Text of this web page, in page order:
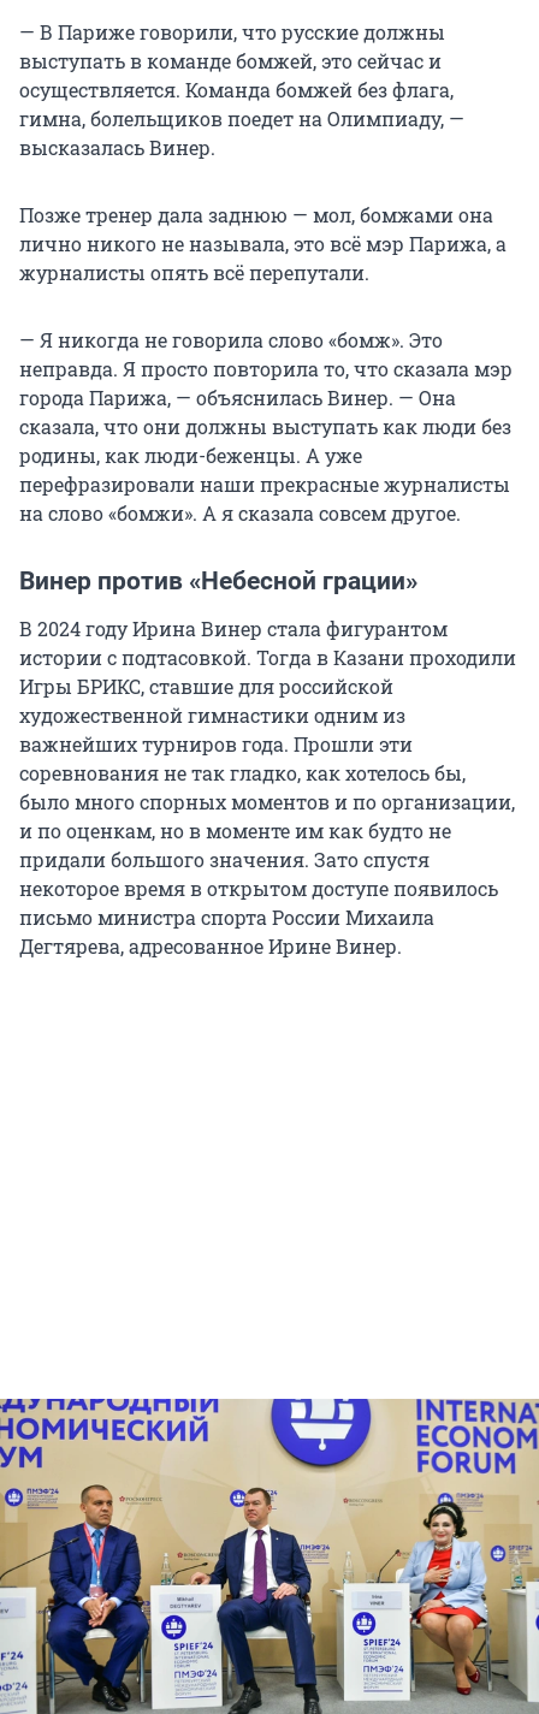
— В Париже говорили, что русские должны
выступать в команде бомжей, это сейчас и
осуществляется. Команда бомжей без флага,
гимна, болельщиков поедет на Олимпиаду, —
высказалась Винер.
Позже тренер дала заднюю — мол, бомжами она
лично никого не называла, это всё мэр Парижа, а
журналисты опять всё перепутали.
— Я никогда не говорила слово «бомж». Это
неправда. Я просто повторила то, что сказала мэр
города Парижа, — объяснилась Винер. — Она
сказала, что они должны выступать как люди без
родины, как люди-беженцы. А уже
перефразировали наши прекрасные журналисты
на слово «бомжи». А я сказала совсем другое.
Винер против «Небесной грации»
В 2024 году Ирина Винер стала фигурантом
истории с подтасовкой. Тогда в Казани проходили
Игры БРИКС, ставшие для российской
художественной гимнастики одним из
важнейших турниров года. Прошли эти
соревнования не так гладко, как хотелось бы,
было много спорных моментов и по организации,
и по оценкам, но в моменте им как будто не
придали большого значения. Зато спустя
некоторое время в открытом доступе появилось
письмо министра спорта России Михаила
Дегтярева, адресованное Ирине Винер.